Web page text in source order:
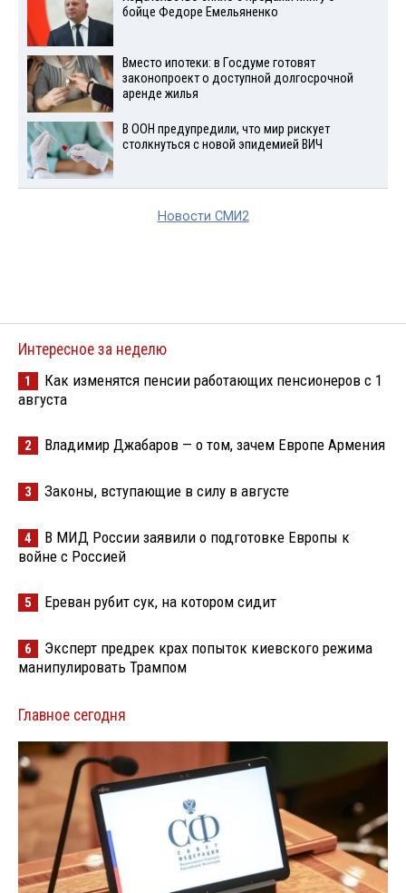
бойце Федоре Емельяненко
Вместо ипотеки: в Госдуме готовят
законопроект о доступной долгосрочной
аренде жилья
В ООН предупредили, что мир рискует
столкнуться с новой эпидемией ВИЧ
Новости СМИ2
Интересное за неделю
1
Как изменятся пенсии работающих пенсионеров с 1
августа
2 Владимир Джабаров — о том, зачем Европе Армения
3 Законы, вступающие в силу в августе
4
В МИД России заявили о подготовке Европы к
войне с Россией
5 Ереван рубит сук, на котором сидит
6
Эксперт предрек крах попыток киевского режима
манипулировать Трампом
Главное сегодня